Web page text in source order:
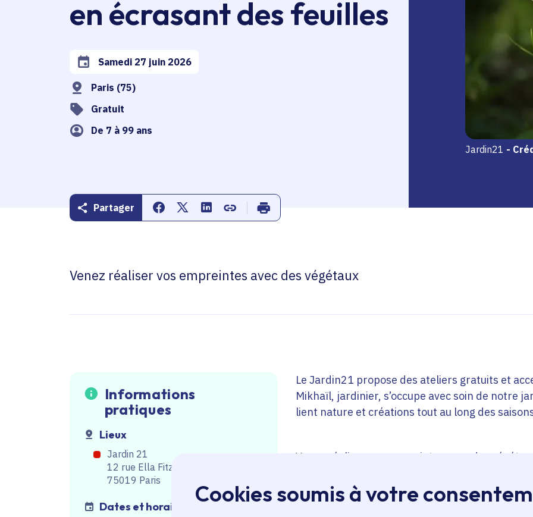
Cookies soumis à votre
en écrasant des feuilles
Date de l'arrêté
Samedi 27 juin 2026
Paris (75)
Gratuit
De 7 à 99 ans
Partager Partager sur Facebook
Partager sur Twitter
Partager sur Linkedin
Copier dans le presse-papier
Imprimer
Jardin21 -
Venez réaliser vos empreintes avec des végétaux
Informations
pratiques
Lieux
Jardin 21
12 rue Ella Fitzgerald 75019 Paris
75019 Paris
Dates et horaires
Le Jardin21 propose des ateliers gratuits et
Mikhaïl, jardinier, s’occupe avec soin de notre
lient nature et créations tout au long des
Venez réaliser vos empreintes avec des